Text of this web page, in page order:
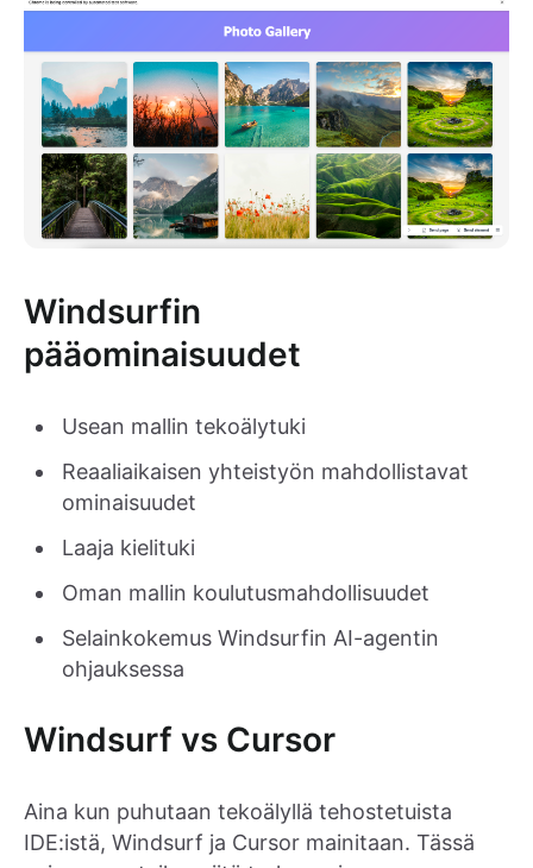
Windsurfin
pääominaisuudet
Usean mallin tekoälytuki
Reaaliaikaisen yhteistyön mahdollistavat
ominaisuudet
Laaja kielituki
Oman mallin koulutusmahdollisuudet
Selainkokemus Windsurfin AI-agentin
ohjauksessa
Windsurf vs Cursor
Aina kun puhutaan tekoälyllä tehostetuista
IDE:istä, Windsurf ja Cursor mainitaan. Tässä